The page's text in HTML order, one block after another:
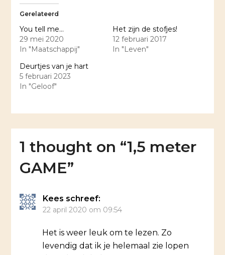
Gerelateerd
You tell me…
29 mei 2020
In "Maatschappij"
Het zijn de stofjes!
12 februari 2017
In "Leven"
Deurtjes van je hart
5 februari 2023
In "Geloof"
1 thought on “1,5 meter
GAME”
Kees schreef:
22 april 2020 om 09:54
Het is weer leuk om te lezen. Zo
levendig dat ik je helemaal zie lopen